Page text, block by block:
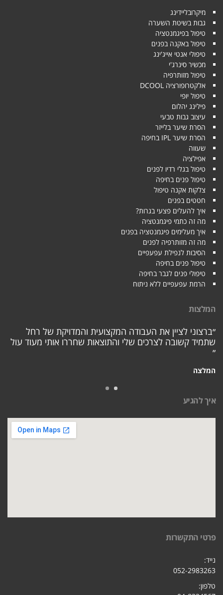
מיקרובליידינג
גבות בשיטת השערה
טיפול בפיגמנטציה
טיפול באקנה בפנים
טיפולי אנטי אייג'ינג
מכשיר סינרג'י
טיפול מזותרפיה
אלקטרופורציה DCOOL
טיפול יופי
פילינג יהלום
עיצוב גבות טבעי
הסרת שיער בלייזר
הסרת שיער IPL בחיפה
שעווה
אפילציה
טיפול בגלי רדיו לפנים
טיפול פנים בחיפה
צלקות אקנה טיפול
חטטים בפנים
איך להעלים פצעי בגרות?
מה זה כתמי פיגמנטציה
איך מעלימים פיגמנטציה בפנים
מה זה מזותרפיה לפנים
הסיבות לנפילת עפעפיים
טיפול פנים בחיפה
טיפולי פנים לגבר בחיפה
הרמת עפעפיים ללא ניתוח
המלצות
״ברצוני לציין את העבודה המקצועית והמדויקת של רחל
שתמיד קשובה לצרכים שלי והתוצאות שחררו אותי מעוד עול
״
המלצה
איך להגיע
פרטי התקשרות
נייד:
052-2983263
טלפון: